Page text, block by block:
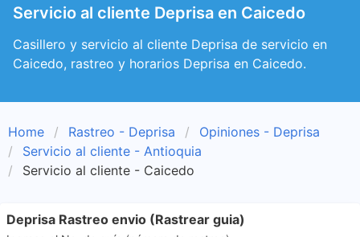
Servicio al cliente Deprisa en Caicedo
Casillero y servicio al cliente Deprisa de servicio en
Caicedo, rastreo y horarios Deprisa en Caicedo.
Home Rastreo - Deprisa
Opiniones - Deprisa
Servicio al cliente - Antioquia
Servicio al cliente - Caicedo
Deprisa Rastreo envio (Rastrear guia)